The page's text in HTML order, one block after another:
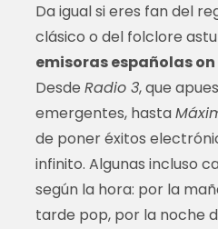
Da igual si eres fan del
clásico o del folclore
emisoras españolas
Desde Radio 3, que
emergentes, hasta
de poner éxitos
infinito. Algunas incluso
según la hora: por la
tarde pop, por la noche